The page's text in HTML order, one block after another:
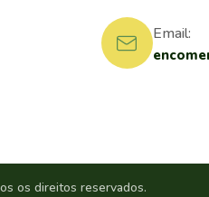
Email:
os direitos reservados.